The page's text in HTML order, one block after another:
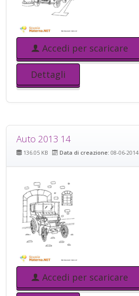
Accedi per scaricare
Dettagli
Auto 2013 14
136.05 KB Data di creazione: 08-06-2014
Accedi per scaricare